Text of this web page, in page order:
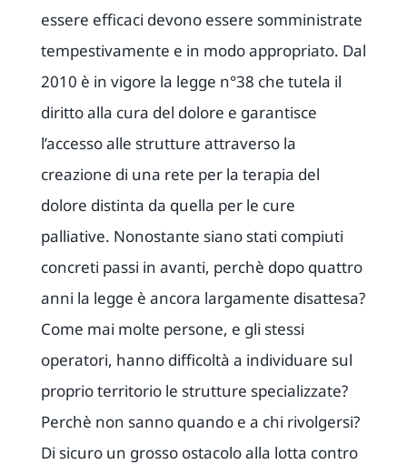
essere efficaci devono essere somministrate
tempestivamente e in modo appropriato. Dal
2010 è in vigore la legge n°38 che tutela il
diritto alla cura del dolore e garantisce
l’accesso alle strutture attraverso la
creazione di una rete per la terapia del
dolore distinta da quella per le cure
palliative. Nonostante siano stati compiuti
concreti passi in avanti, perchè dopo quattro
anni la legge è ancora largamente disattesa?
Come mai molte persone, e gli stessi
operatori, hanno difficoltà a individuare sul
proprio territorio le strutture specializzate?
Perchè non sanno quando e a chi rivolgersi?
Di sicuro un grosso ostacolo alla lotta contro